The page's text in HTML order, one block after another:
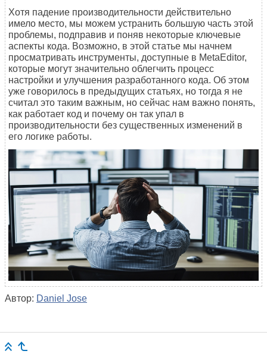
Хотя падение производительности действительно
имело место, мы можем устранить большую часть этой
проблемы, подправив и поняв некоторые ключевые
аспекты кода. Возможно, в этой статье мы начнем
просматривать инструменты, доступные в MetaEditor,
которые могут значительно облегчить процесс
настройки и улучшения разработанного кода. Об этом
уже говорилось в предыдущих статьях, но тогда я не
считал это таким важным, но сейчас нам важно понять,
как работает код и почему он так упал в
производительности без существенных изменений в
его логике работы.
Автор: Daniel Jose